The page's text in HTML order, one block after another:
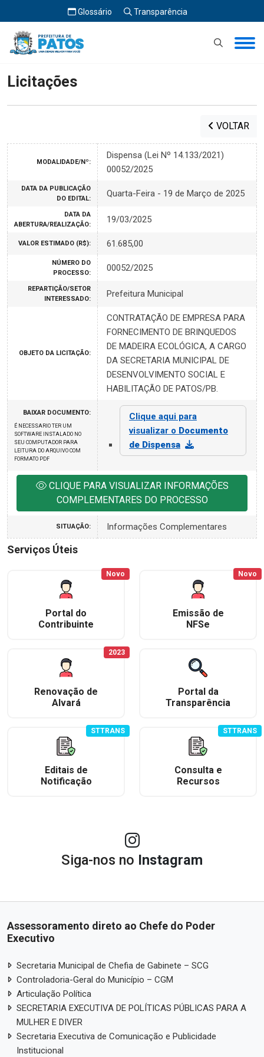
Glossário Transparência
Início Licitações
Licitações
VOLTAR
MODALIDADE/Nº:
Dispensa (Lei Nº 14.133/2021)
00052/2025
DATA DA PUBLICAÇÃO
DO EDITAL:
Quarta-Feira - 19 de Março de 2025
DATA DA
ABERTURA/REALIZAÇÃO:
19/03/2025
VALOR ESTIMADO (R$): 61.685,00
NÚMERO DO
PROCESSO:
00052/2025
REPARTIÇÃO/SETOR
INTERESSADO:
Prefeitura Municipal
OBJETO DA LICITAÇÃO:
CONTRATAÇÃO DE EMPRESA PARA
FORNECIMENTO DE BRINQUEDOS
DE MADEIRA ECOLÓGICA, A CARGO
DA SECRETARIA MUNICIPAL DE
DESENVOLVIMENTO SOCIAL E
HABILITAÇÃO DE PATOS/PB.
BAIXAR DOCUMENTO:
É NECESSARIO TER UM
SOFTWARE INSTALADO NO
SEU COMPUTADOR PARA
LEITURA DO ARQUIVO COM
FORMATO PDF
Clique aqui para
visualizar o Documento
de Dispensa
CLIQUE PARA VISUALIZAR INFORMAÇÕES
COMPLEMENTARES DO PROCESSO
SITUAÇÃO: Informações Complementares
Serviços Úteis
Portal do
Contribuinte
Novo
Emissão de
NFSe
Novo
Renovação de
Alvará
2023
Portal da
Transparência
Editais de
Notificação
STTRANS
Consulta e
Recursos
STTRANS
Siga-nos no Instagram
Assessoramento direto ao Chefe do Poder
Executivo
Secretaria Municipal de Chefia de Gabinete – SCG
Controladoria-Geral do Município – CGM
Articulação Política
SECRETARIA EXECUTIVA DE POLÍTICAS PÚBLICAS PARA A
MULHER E DIVER
Secretaria Executiva de Comunicação e Publicidade
Institucional